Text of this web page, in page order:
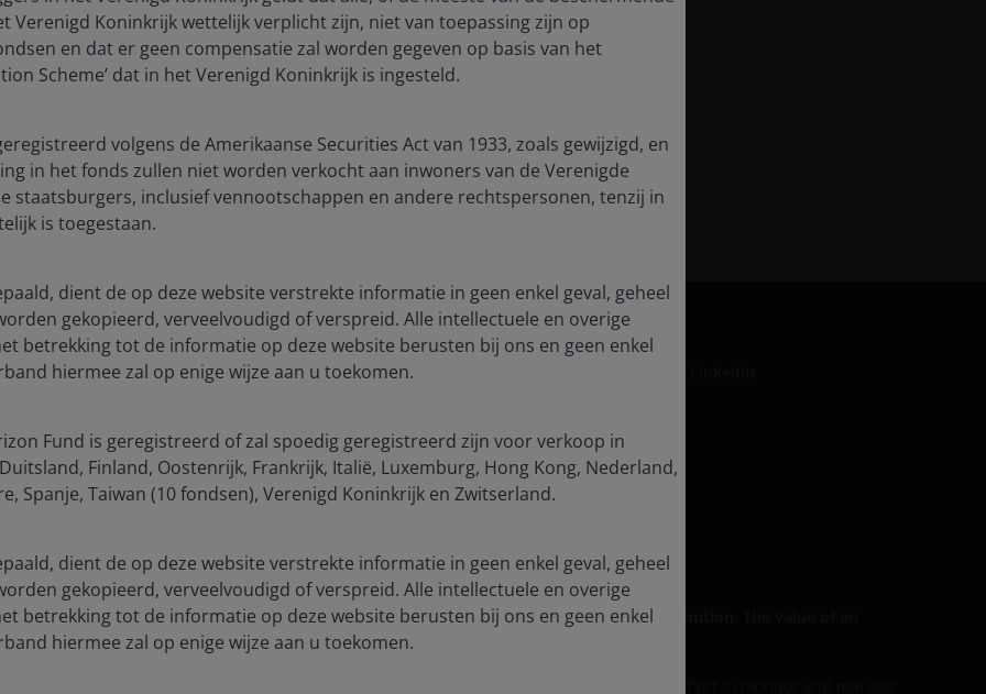
Drivers Technology
centre
us
Legal Information
Privacy policy
Fraud and security information
JHIESA Principal Adverse Impact
for the use of institutional investors and consultants and is not for general public distribution. The value of an
you may not get back the amount originally invested.
Verenigd Koninkrijk wettelijk verplicht zijn, niet van toepassing zijn op
en dat er geen compensatie zal worden gegeven op basis van het
Scheme’ dat in het Verenigd Koninkrijk is ingesteld.
volgens de Amerikaanse Securities Act van 1933, zoals gewijzigd, en
in het fonds zullen niet worden verkocht aan inwoners van de Verenigde
staatsburgers, inclusief vennootschappen en andere rechtspersonen, tenzij in
is toegestaan.
dient de op deze website verstrekte informatie in geen enkel geval, geheel
gekopieerd, verveelvoudigd of verspreid. Alle intellectuele en overige
betrekking tot de informatie op deze website berusten bij ons en geen enkel
hiermee zal op enige wijze aan u toekomen.
Fund is geregistreerd of zal spoedig geregistreerd zijn voor verkoop in
Finland, Oostenrijk, Frankrijk, Italië, Luxemburg, Hong Kong, Nederland,
Spanje, Taiwan (10 fondsen), Verenigd Koninkrijk en Zwitserland.
dient de op deze website verstrekte informatie in geen enkel geval, geheel
gekopieerd, verveelvoudigd of verspreid. Alle intellectuele en overige
betrekking tot de informatie op deze website berusten bij ons en geen enkel
hiermee zal op enige wijze aan u toekomen.